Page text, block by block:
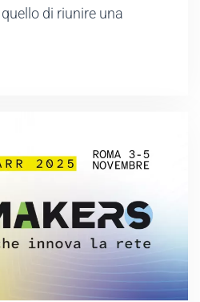
di riunire una